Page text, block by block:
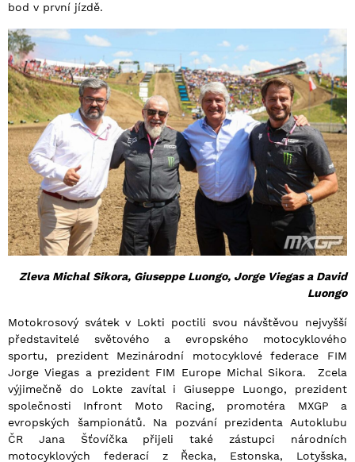
bod v první jízdě.
Zleva Michal Sikora, Giuseppe Luongo, Jorge Viegas a David
Luongo
Motokrosový svátek v Lokti poctili svou návštěvou nejvyšší
představitelé světového a evropského motocyklového
sportu, prezident Mezinárodní motocyklové federace FIM
Jorge Viegas a prezident FIM Europe Michal Sikora. Zcela
výjimečně do Lokte zavítal i Giuseppe Luongo, prezident
společnosti Infront Moto Racing, promotéra MXGP a
evropských šampionátů. Na pozvání prezidenta Autoklubu
ČR Jana Šťovíčka přijeli také zástupci národních
motocyklových federací z Řecka, Estonska, Lotyšska,